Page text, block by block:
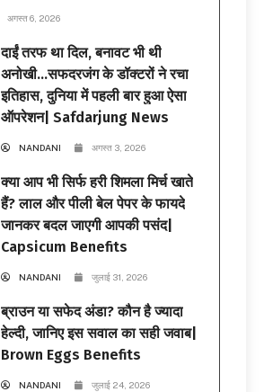
अगस्त 6, 2026
दाईं तरफ था दिल, बनावट भी थी
अनोखी…सफदरजंग के डॉक्टरों ने रचा
इतिहास, दुनिया में पहली बार हुआ ऐसा
ऑपरेशन| Safdarjung News
NANDANI अगस्त 3, 2026
क्या आप भी सिर्फ हरी शिमला मिर्च खाते
हैं? लाल और पीली बेल पेपर के फायदे
जानकर बदल जाएगी आपकी पसंद|
Capsicum Benefits
NANDANI जुलाई 31, 2026
ब्राउन या सफेद अंडा? कौन है ज्यादा
हेल्दी, जानिए इस सवाल का सही जवाब|
Brown Eggs Benefits
NANDANI जुलाई 24, 2026